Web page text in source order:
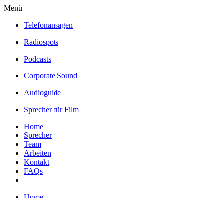
Menü
Telefonansagen
Radiospots
Podcasts
Corporate Sound
Audioguide
Sprecher für Film
Home
Sprecher
Team
Arbeiten
Kontakt
FAQs